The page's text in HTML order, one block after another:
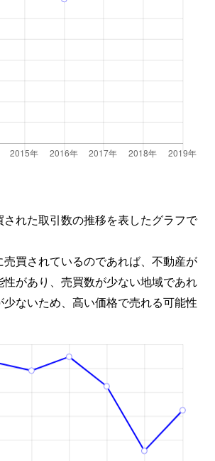
れた取引数の推移を表したグラフで
買されているのであれば、不動産が
があり、売買数が少ない地域であれ
ないため、高い価格で売れる可能性